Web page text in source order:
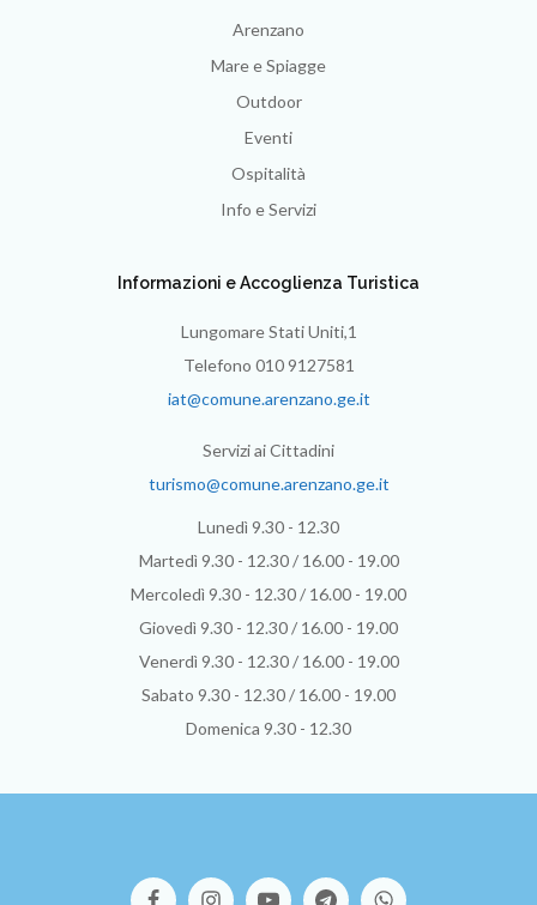
Arenzano
Mare e Spiagge
Outdoor
Eventi
Ospitalità
Info e Servizi
Informazioni e Accoglienza Turistica
Lungomare Stati Uniti,1
Telefono 010 9127581
iat@comune.arenzano.ge.it
Servizi ai Cittadini
turismo@comune.arenzano.ge.it
Lunedì 9.30 - 12.30
Martedì 9.30 - 12.30 / 16.00 - 19.00
Mercoledì 9.30 - 12.30 / 16.00 - 19.00
Giovedì 9.30 - 12.30 / 16.00 - 19.00
Venerdì 9.30 - 12.30 / 16.00 - 19.00
Sabato 9.30 - 12.30 / 16.00 - 19.00
Domenica 9.30 - 12.30